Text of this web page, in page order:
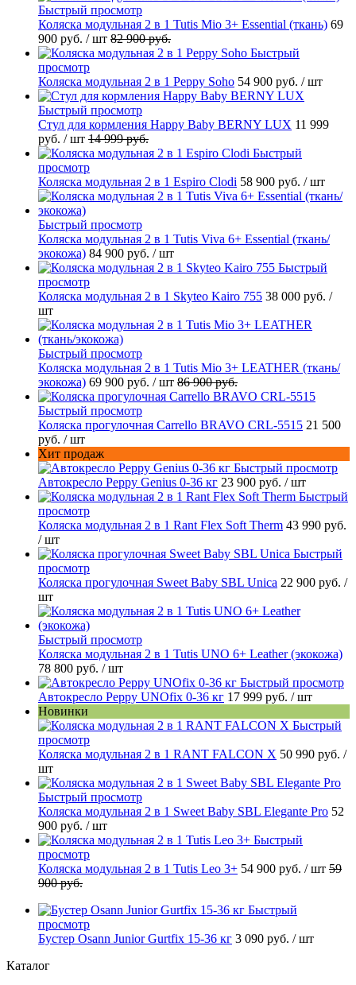
Быстрый просмотр
Коляска модульная 2 в 1 Tutis Mio 3+ Essential (ткань) 69
900 руб. / шт 82 900 руб.
Быстрый
просмотр
Коляска модульная 2 в 1 Peppy Soho 54 900 руб. / шт
Быстрый просмотр
Стул для кормления Happy Baby BERNY LUX 11 999
руб. / шт 14 999 руб.
Быстрый
просмотр
Коляска модульная 2 в 1 Espiro Clodi 58 900 руб. / шт
Быстрый просмотр
Коляска модульная 2 в 1 Tutis Viva 6+ Essential (ткань/
экокожа) 84 900 руб. / шт
Быстрый
просмотр
Коляска модульная 2 в 1 Skyteo Kairo 755 38 000 руб. /
шт
Быстрый просмотр
Коляска модульная 2 в 1 Tutis Mio 3+ LEATHER (ткань/
экокожа) 69 900 руб. / шт 86 900 руб.
Быстрый просмотр
Коляска прогулочная Carrello BRAVO CRL-5515 21 500
руб. / шт
Хит продаж
Быстрый просмотр
Автокресло Peppy Genius 0-36 кг 23 900 руб. / шт
Быстрый
просмотр
Коляска модульная 2 в 1 Rant Flex Soft Therm 43 990 руб.
/ шт
Быстрый
просмотр
Коляска прогулочная Sweet Baby SBL Unica 22 900 руб. /
шт
Быстрый просмотр
Коляска модульная 2 в 1 Tutis UNO 6+ Leather (экокожа)
78 800 руб. / шт
Быстрый просмотр
Автокресло Peppy UNOfix 0-36 кг 17 999 руб. / шт
Новинки
Быстрый
просмотр
Коляска модульная 2 в 1 RANT FALCON X 50 990 руб. /
шт
Быстрый просмотр
Коляска модульная 2 в 1 Sweet Baby SBL Elegante Pro 52
900 руб. / шт
Быстрый
просмотр
Коляска модульная 2 в 1 Tutis Leo 3+ 54 900 руб. / шт 59
900 руб.
Быстрый
просмотр
Бустер Osann Junior Gurtfix 15-36 кг 3 090 руб. / шт
Каталог